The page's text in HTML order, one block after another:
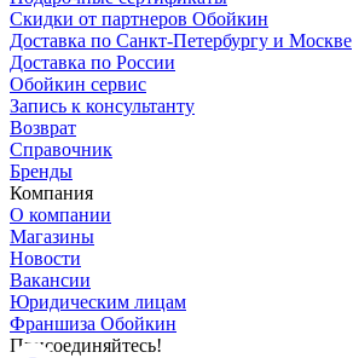
Скидки от партнеров Обойкин
Доставка по Санкт-Петербургу и Москве
Доставка по России
Обойкин сервис
Запись к консультанту
Возврат
Справочник
Бренды
Компания
О компании
Магазины
Новости
Вакансии
Юридическим лицам
Франшиза Обойкин
Присоединяйтесь!